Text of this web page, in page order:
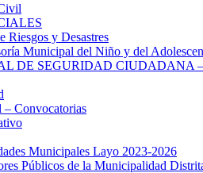
Riesgos y Desastres
Municipal del Niño y del
DE SEGURIDAD CIUDADANA
Convocatorias
Municipales Layo 2023-2026
Públicos de la Municipalidad